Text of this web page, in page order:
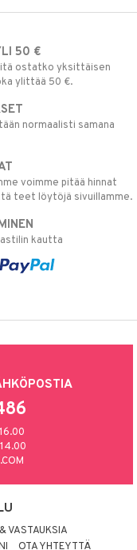
50 €
ostatko yksittäisen
ylittää 50 €.
normaalisti samana
voimme pitää hinnat
teet löytöjä sivuillamme.
kautta
VASTAUKSIA
OTA YHTEYTTÄ